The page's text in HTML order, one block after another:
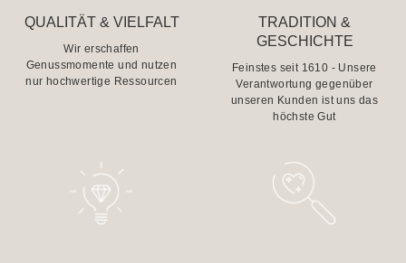
QUALITÄT & VIELFALT
Wir erschaffen
Genussmomente und nutzen
nur hochwertige Ressourcen
TRADITION &
GESCHICHTE
Feinstes seit 1610 - Unsere
Verantwortung gegenüber
unseren Kunden ist uns das
höchste Gut